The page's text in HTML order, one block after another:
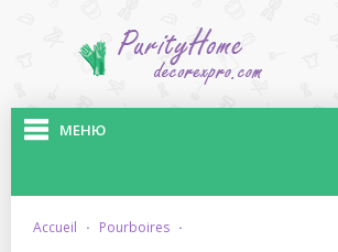
МЕНЮ
accueil · pourboires ·